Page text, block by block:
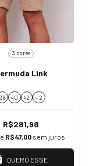
3 cores
Link
38 40 42 + 2
R$281,98
R$47,00 sem juros
QUERO ESSE